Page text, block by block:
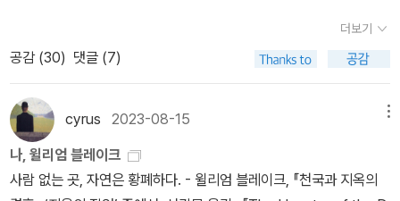
다. 그리하여 나름대로 생명을 소생시키는 화학물질을 개발하였으며,
대학 3학년 시절부터 죽음의 상태에서 다시 생명을 주는 실험을 하기
위해 무수한 실험동물을 학살해 드디어 헌신적인 의사이자 의대 학장
인 앨런 할시 박사에 의하여 더 이상의 동물 생체실험을 금지당하고
만다. 화자 ‘나’는 일견 천재성이 돋보이는 웨스트와 동기이지만 기꺼
이 그의 조수 노릇을 하여 실험에 참가했던 것인데, 이런 상황에 처하
자 웨스트는 곧바로 어떻게든 신선한 인간 시체를 구해서 비밀리에
면 인간이 자신의 정신세계를 완전히 파악할 수 없다는 점이 아닐까.
우리는 무한한 암흑의 바다 한가운데 있는 무지라는 이름의 평온한
섬에 살고 있으며, 거기서 멀리 벗어나지 못하게끔 되어 있다. 과학이
각각의 분야에서 최선을 다해 진리를 탐구해 왔어도 지금껏 그 평온
을 깨뜨리지는 못했다. 그러나 언젠가는 조각조각 흩어져 있던 지식
들이 합쳐져서 날것 그대로의 가공할 현실과 거기에 처한 우리의 끔
찍한 처지가 드러나고 말 것이다. 그러면 우리는 광기에 빠지거나, 잔
다. 이 마지막 문학이 울리세스 리마와 벨라노가 하고 싶어 한 문학이
다. 곧 알겠지만 심각한 오류이다. 예를 들어 평온하고 교양 있고 대체
로 건전한 생활을 하는 성숙한 독자, 즉 평균적인 독자를 생각해보자.
책과 문학지를 구매하는 사람을. 자 그 사람이 여기 있다. 그 사람은
차분할 때를 위해, 평온할 때를 위해 쓰인 문학을 읽을 수 있다. 또한
터무니없거나 유감스러운 공모(共謀) 없이 비판적인 눈으로 그리고
냉철하게 다른 모든 종류의 문학을 읽을 수 있다. (...) 사람이 평생을
더보기
공감 (30) 댓글 (7)
cyrus 2023-08-15
나, 윌리엄 블레이크
사람 없는 곳, 자연은 황폐하다. - 윌리엄 블레이크, 『천국과 지옥의